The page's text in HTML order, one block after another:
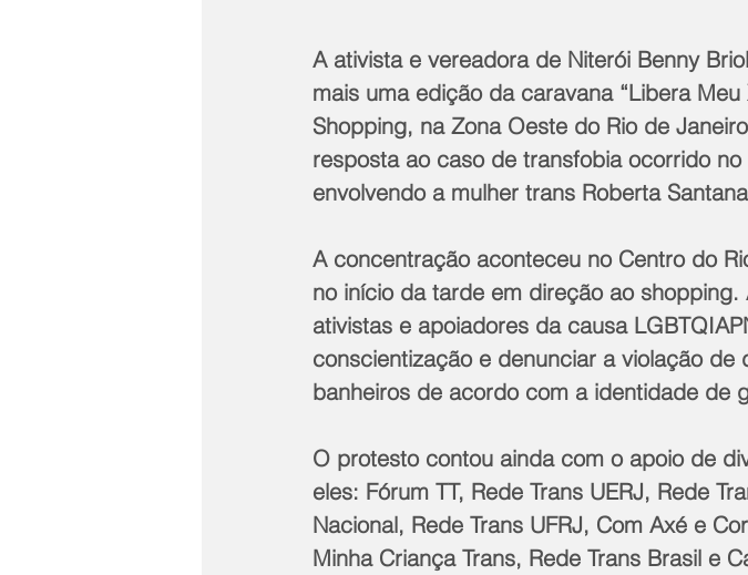
A ativista e vereadora de Niterói Benny
mais uma edição da caravana “Libera
Shopping, na Zona Oeste do Rio de
resposta ao caso de transfobia ocorrido
envolvendo a mulher trans Roberta
A concentração aconteceu no Centro do
no início da tarde em direção ao
ativistas e apoiadores da causa
conscientização e denunciar a violação
banheiros de acordo com a identidade de
O protesto contou ainda com o apoio de
eles: Fórum TT, Rede Trans UERJ, Rede
Nacional, Rede Trans UFRJ, Com Axé e
Minha Criança Trans, Rede Trans Brasil e